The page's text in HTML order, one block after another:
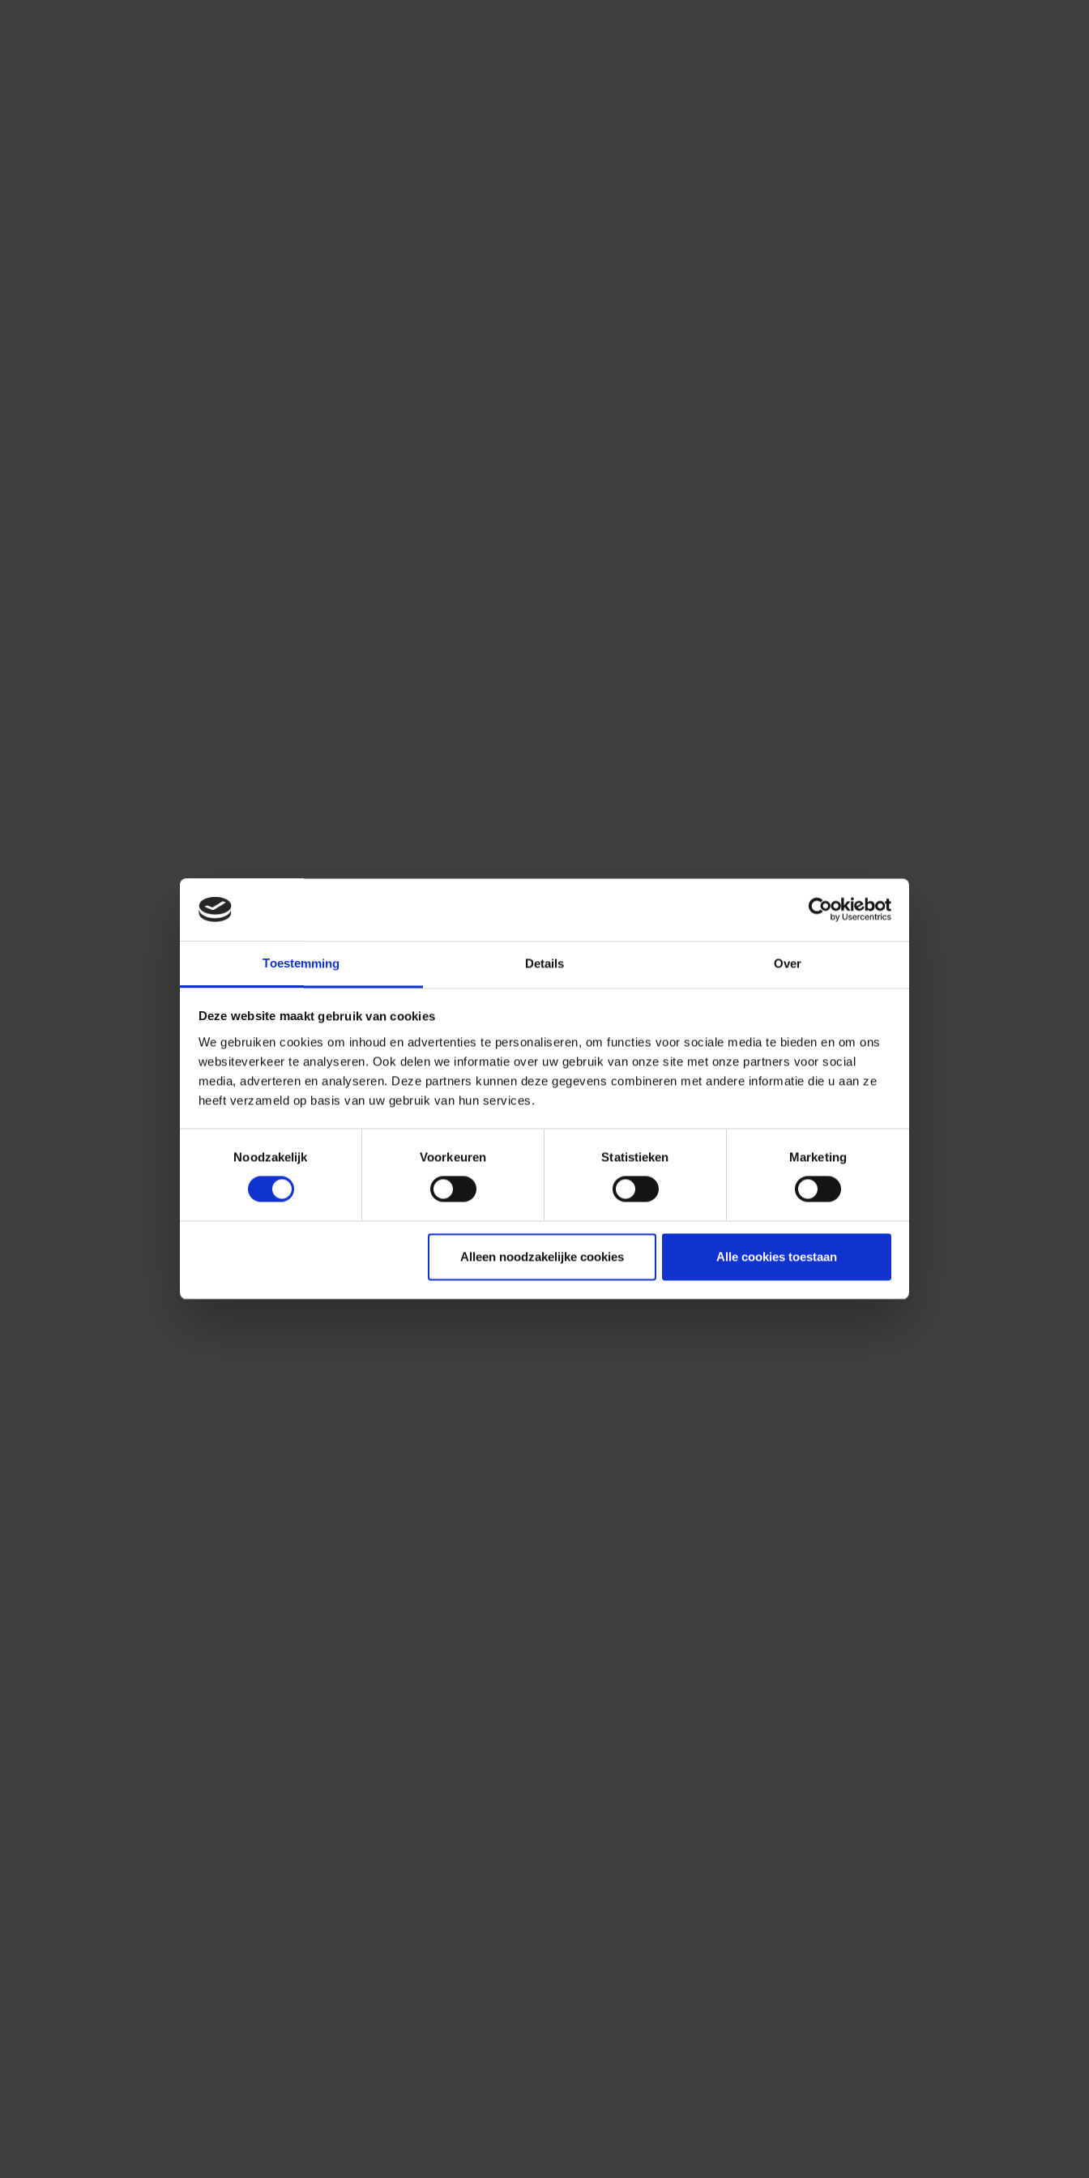
Toestemming Details Over
Deze website maakt gebruik van cookies
We gebruiken cookies om inhoud en advertenties te personaliseren, om functies voor sociale media te bieden en om ons
websiteverkeer te analyseren. Ook delen we informatie over uw gebruik van onze site met onze partners voor social
media, adverteren en analyseren. Deze partners kunnen deze gegevens combineren met andere informatie die u aan ze
heeft verzameld op basis van uw gebruik van hun services.
Noodzakelijk
Voorkeuren Statistieken Marketing
Alleen noodzakelijke cookies Alle cookies toestaan